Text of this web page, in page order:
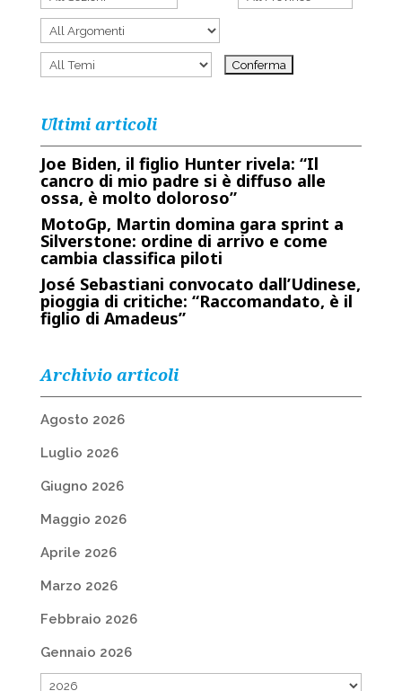
Ultimi articoli
Joe Biden, il figlio Hunter rivela: “Il
cancro di mio padre si è diffuso alle
ossa, è molto doloroso”
MotoGp, Martin domina gara sprint a
Silverstone: ordine di arrivo e come
cambia classifica piloti
José Sebastiani convocato dall’Udinese,
pioggia di critiche: “Raccomandato, è il
figlio di Amadeus”
Archivio articoli
Agosto 2026
Luglio 2026
Giugno 2026
Maggio 2026
Aprile 2026
Marzo 2026
Febbraio 2026
Gennaio 2026